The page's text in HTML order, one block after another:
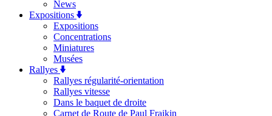
News
Expositions
Expositions
Concentrations
Miniatures
Musées
Rallyes
Rallyes régularité-orientation
Rallyes vitesse
Dans le baquet de droite
Carnet de Route de Paul Fraikin